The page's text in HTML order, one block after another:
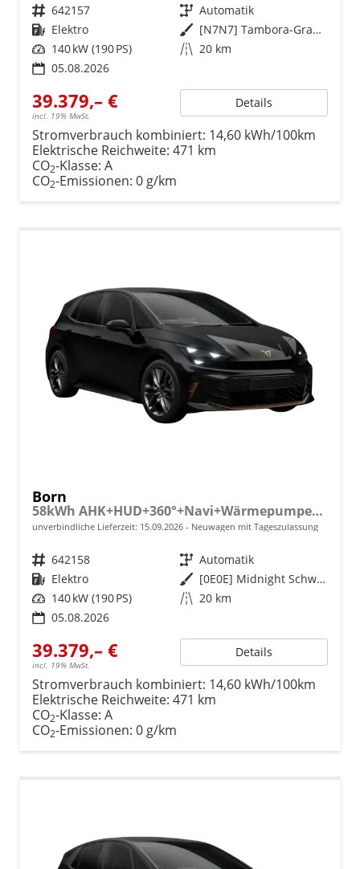
Fahrzeugnr. 642157 Getriebe Automatik
Kraftstoff Elektro Außenfarbe
[N7N7] Tambora-Grau Metallic
Leistung 140 kW (190 PS) Kilometerstand 20 km
05.08.2026
39.379,– €
incl. 19% MwSt.
Details
Stromverbrauch kombiniert: 14,60 kWh/100km
Elektrische Reichweite: 471 km
CO2-Klasse: A
CO2-Emissionen: 0 g/km
Born
58kWh AHK+HUD+360°+Navi+Wärmepumpe+Dinamica+GV5
unverbindliche Lieferzeit: 15.09.2026 Neuwagen mit Tageszulassung
Fahrzeugnr. 642158 Getriebe Automatik
Kraftstoff Elektro Außenfarbe
[0E0E] Midnight Schwarz Metallic
Leistung 140 kW (190 PS) Kilometerstand 20 km
05.08.2026
39.379,– €
incl. 19% MwSt.
Details
Stromverbrauch kombiniert: 14,60 kWh/100km
Elektrische Reichweite: 471 km
CO2-Klasse: A
CO2-Emissionen: 0 g/km